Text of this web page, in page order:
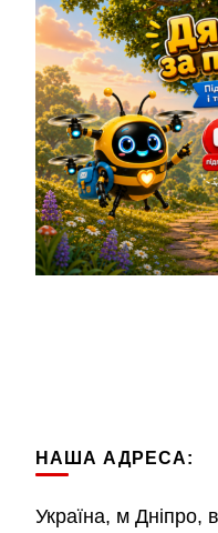
НАША АДРЕСА:
Україна, м Дніпро,